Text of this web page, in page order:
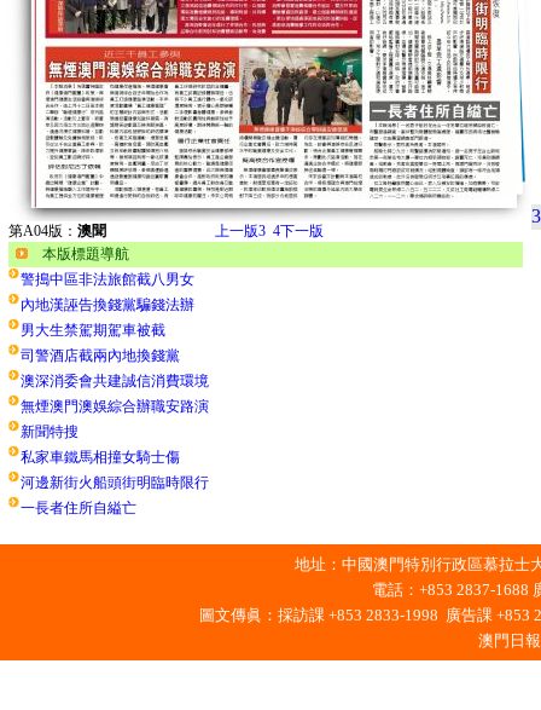
第A04版： 澳聞 上一版3 4下一版
本版標題導航
警搗中區非法旅館截八男女
內地漢誣告換錢黨騙錢法辦
男大生禁駕期駕車被截
司警酒店截兩內地換錢黨
澳深消委會共建誠信消費環境
無煙澳門澳娛綜合辦職安路演
新聞特搜
私家車鐵馬相撞女騎士傷
河邊新街火船頭街明臨時限行
一長者住所自縊亡
3